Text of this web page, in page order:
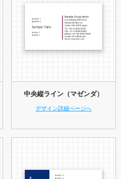
中央縦ライン（マゼンダ）
デザイン詳細ページへ